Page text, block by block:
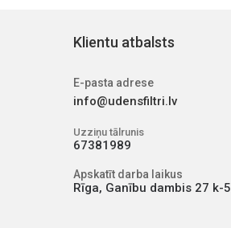
Klientu atbalsts
E-pasta adrese
info@udensfiltri.lv
Uzziņu tālrunis
67381989
Apskatīt darba laikus
Rīga, Ganību dambis 27 k-5